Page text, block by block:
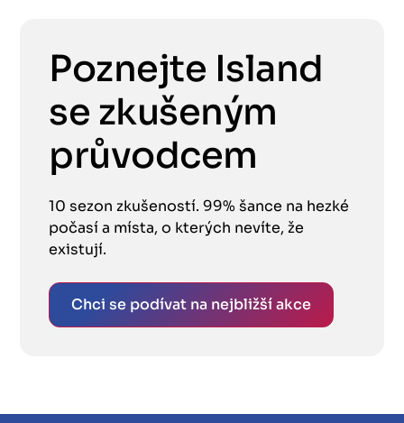
Poznejte Island
se zkušeným
průvodcem
10 sezon zkušeností. 99% šance na hezké
počasí a místa, o kterých nevíte, že
existují.
Chci se podívat na nejbližší akce